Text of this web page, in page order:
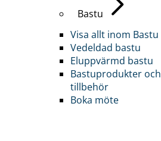
Bastu
Visa allt inom Bastu
Vedeldad bastu
Eluppvärmd bastu
Bastuprodukter och
tillbehör
Boka möte